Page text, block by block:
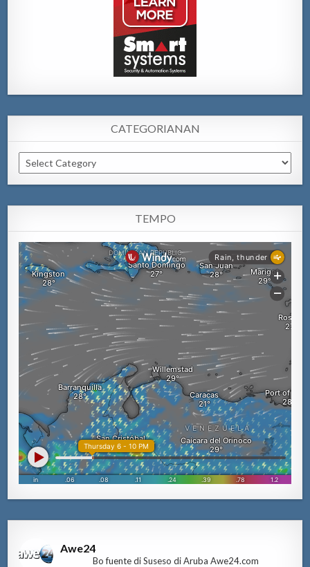
CATEGORIANAN
Categorianan
TEMPO
Awe24
Bo fuente di Suseso di Aruba Awe24.com